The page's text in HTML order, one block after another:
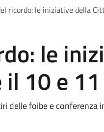
ricordo: le iniziative della
le
il 10 e
delle foibe e conferenza